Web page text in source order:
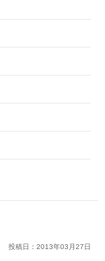
投稿日： 2013年03 月27日